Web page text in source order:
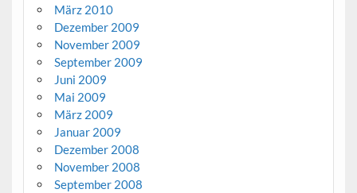
März 2010
Dezember 2009
November 2009
September 2009
Juni 2009
Mai 2009
März 2009
Januar 2009
Dezember 2008
November 2008
September 2008